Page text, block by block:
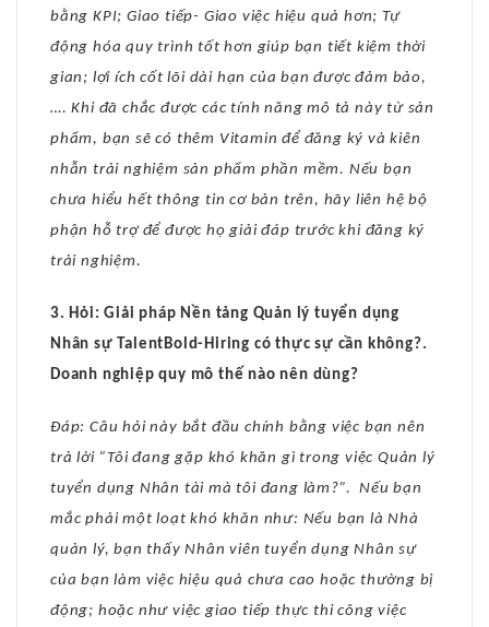
bằng KPI; Giao tiếp- Giao việc hiệu quả hơn; Tự
động hóa quy trình tốt hơn giúp bạn tiết kiệm thời
gian; lợi ích cốt lõi dài hạn của bạn được đảm bảo,
…. Khi đã chắc được các tính năng mô tả này từ sản
phẩm, bạn sẽ có thêm Vitamin để đăng ký và kiên
nhẫn trải nghiệm sản phẩm phần mềm. Nếu bạn
chưa hiểu hết thông tin cơ bản trên, hãy liên hệ bộ
phận hỗ trợ để được họ giải đáp trước khi đăng ký
trải nghiệm.
3. Hỏi: Giải pháp Nền tảng Quản lý tuyển dụng
Nhân sự TalentBold-Hiring có thực sự cần không?.
Doanh nghiệp quy mô thế nào nên dùng?
Đáp: Câu hỏi này bắt đầu chính bằng việc bạn nên
trả lời “Tôi đang gặp khó khăn gì trong việc Quản lý
tuyển dụng Nhân tài mà tôi đang làm?”. Nếu bạn
mắc phải một loạt khó khăn như: Nếu bạn là Nhà
quản lý, bạn thấy Nhân viên tuyển dụng Nhân sự
của bạn làm việc hiệu quả chưa cao hoặc thường bị
động; hoặc như việc giao tiếp thực thi công việc